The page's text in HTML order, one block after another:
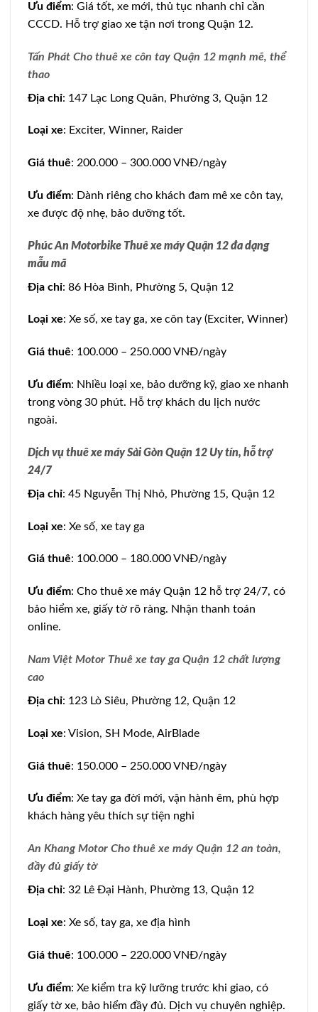
Ưu điểm: Giá tốt, xe mới, thủ tục nhanh chỉ cần
CCCD. Hỗ trợ giao xe tận nơi trong Quận 12.
Tấn Phát Cho thuê xe côn tay Quận 12 mạnh mẽ, thể
thao
Địa chỉ: 147 Lạc Long Quân, Phường 3, Quận 12
Loại xe: Exciter, Winner, Raider
Giá thuê: 200.000 – 300.000 VNĐ/ngày
Ưu điểm: Dành riêng cho khách đam mê xe côn tay,
xe được độ nhẹ, bảo dưỡng tốt.
Phúc An Motorbike Thuê xe máy Quận 12 đa dạng
mẫu mã
Địa chỉ: 86 Hòa Bình, Phường 5, Quận 12
Loại xe: Xe số, xe tay ga, xe côn tay (Exciter, Winner)
Giá thuê: 100.000 – 250.000 VNĐ/ngày
Ưu điểm: Nhiều loại xe, bảo dưỡng kỹ, giao xe nhanh
trong vòng 30 phút. Hỗ trợ khách du lịch nước
ngoài.
Dịch vụ thuê xe máy Sài Gòn Quận 12 Uy tín, hỗ trợ
24/7
Địa chỉ: 45 Nguyễn Thị Nhỏ, Phường 15, Quận 12
Loại xe: Xe số, xe tay ga
Giá thuê: 100.000 – 180.000 VNĐ/ngày
Ưu điểm: Cho thuê xe máy Quận 12 hỗ trợ 24/7, có
bảo hiểm xe, giấy tờ rõ ràng. Nhận thanh toán
online.
Nam Việt Motor Thuê xe tay ga Quận 12 chất lượng
cao
Địa chỉ: 123 Lò Siêu, Phường 12, Quận 12
Loại xe: Vision, SH Mode, AirBlade
Giá thuê: 150.000 – 250.000 VNĐ/ngày
Ưu điểm: Xe tay ga đời mới, vận hành êm, phù hợp
khách hàng yêu thích sự tiện nghi
An Khang Motor Cho thuê xe máy Quận 12 an toàn,
đầy đủ giấy tờ
Địa chỉ: 32 Lê Đại Hành, Phường 13, Quận 12
Loại xe: Xe số, tay ga, xe địa hình
Giá thuê: 100.000 – 220.000 VNĐ/ngày
Ưu điểm: Xe kiểm tra kỹ lưỡng trước khi giao, có
giấy tờ xe, bảo hiểm đầy đủ. Dịch vụ chuyên nghiệp.